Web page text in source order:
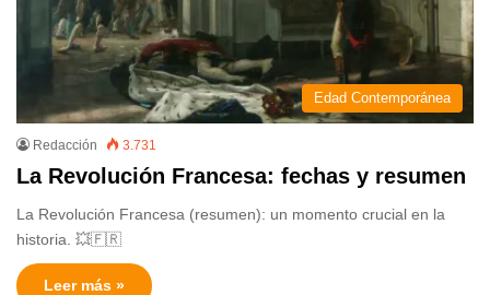
Edad Contemporánea
Redacción 3.731
La Revolución Francesa: fechas y resumen
La Revolución Francesa (resumen): un momento crucial en la
historia. 💥🇫🇷
Leer más »